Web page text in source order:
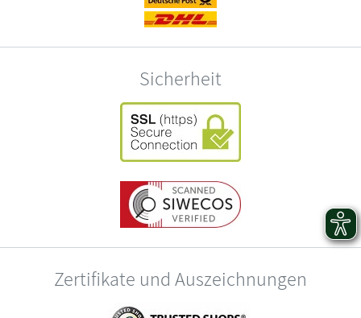
Sicherheit
Zertifikate und Auszeichnungen